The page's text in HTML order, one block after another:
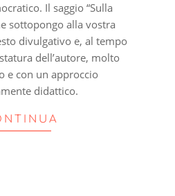
Il saggio “Sulla
sottopongo alla vostra
divulgativo e, al tempo
dell’autore, molto
e con un approccio
didattico.